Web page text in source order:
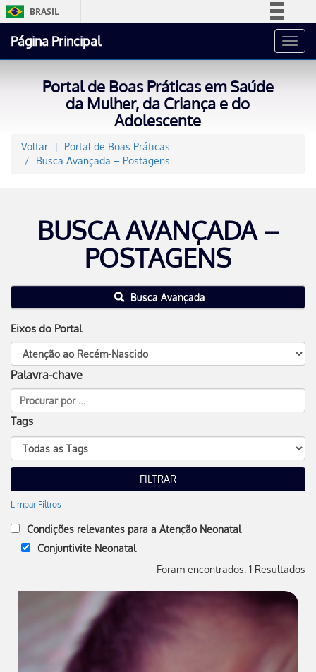
BRASIL
Acesso à informação
Página Principal
Portal de Boas Práticas em Saúde
da Mulher, da Criança e do
Adolescente
Voltar
Portal de Boas Práticas
Busca Avançada – Postagens
BUSCA AVANÇADA –
POSTAGENS
Busca Avançada
Eixos do Portal
Palavra-chave
Tags
Limpar Filtros
Condições relevantes para a Atenção Neonatal
Conjuntivite Neonatal
Foram encontrados: 1 Resultados